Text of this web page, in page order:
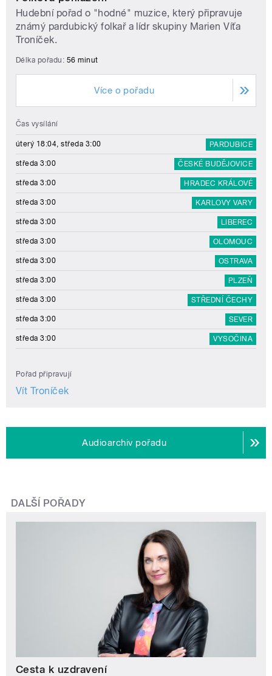
Hudební pořad o "hodné" muzice, který připravuje
známý pardubický folkař a lídr skupiny Marien Víťa
Troníček.
Délka pořadu: 56 minut
Více o pořadu
Čas vysílání
úterý 18:04, středa 3:00 PARDUBICE
středa 3:00 ČESKÉ BUDĚJOVICE
středa 3:00 HRADEC KRÁLOVÉ
středa 3:00 KARLOVY VARY
středa 3:00 LIBEREC
středa 3:00 OLOMOUC
středa 3:00 OSTRAVA
středa 3:00 PLZEŇ
středa 3:00 STŘEDNÍ ČECHY
středa 3:00 SEVER
středa 3:00 VYSOČINA
Pořad připravují
Vít Troníček
Audioarchiv pořadu
DALŠÍ POŘADY
Cesta k uzdravení